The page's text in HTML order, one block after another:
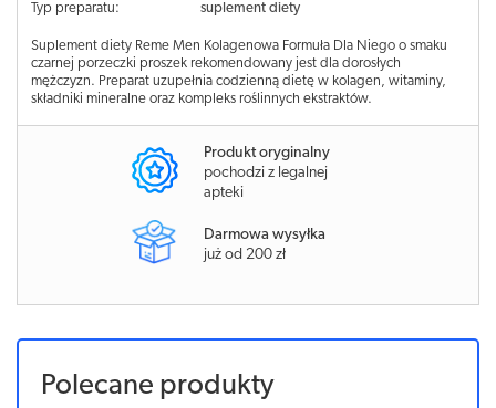
Typ preparatu:
suplement diety
Suplement diety Reme Men Kolagenowa Formuła Dla Niego o smaku
czarnej porzeczki proszek rekomendowany jest dla dorosłych
mężczyzn. Preparat uzupełnia codzienną dietę w kolagen, witaminy,
składniki mineralne oraz kompleks roślinnych ekstraktów.
Produkt oryginalny
pochodzi z legalnej
apteki
Darmowa wysyłka
już od 200 zł
Polecane produkty